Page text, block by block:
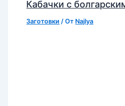
Кабачки с
Заготовки / От Najlya